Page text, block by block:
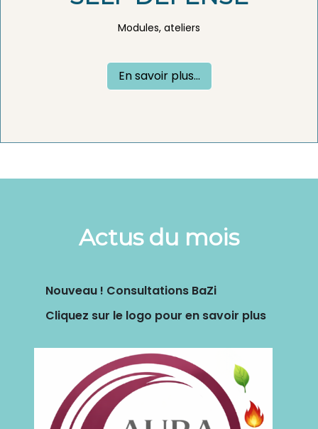
Modules, ateliers
En savoir plus...
Actus du mois
Nouveau ! Consultations BaZi
Cliquez sur le logo pour en savoir plus